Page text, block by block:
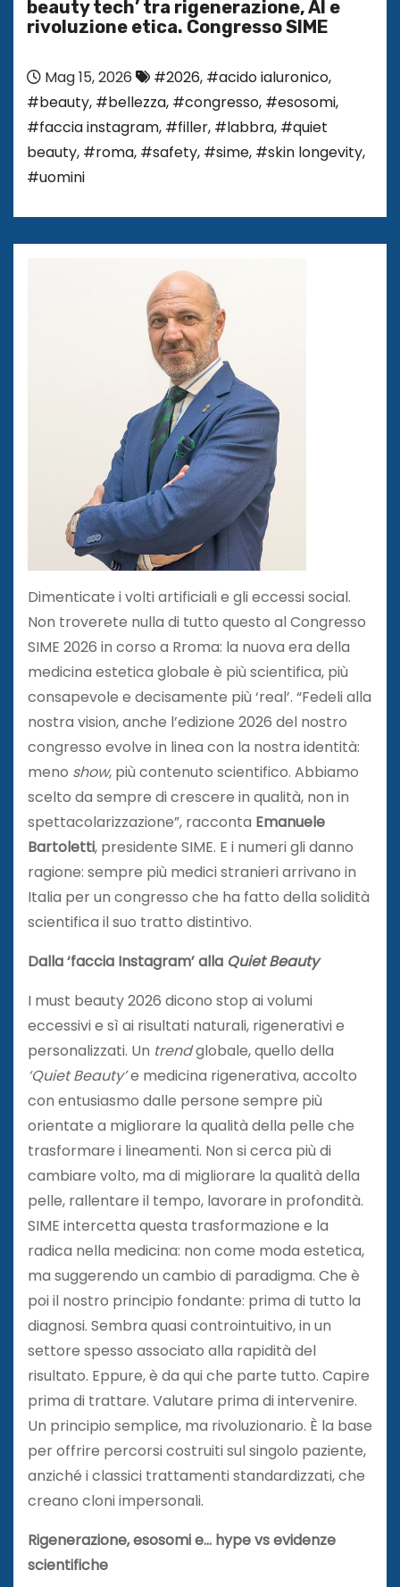
beauty tech’ tra rigenerazione, AI e
rivoluzione etica. Congresso SIME
Mag 15, 2026 #2026, #acido ialuronico,
#beauty, #bellezza, #congresso, #esosomi,
#faccia instagram, #filler, #labbra, #quiet
beauty, #roma, #safety, #sime, #skin longevity,
#uomini
Dimenticate i volti artificiali e gli eccessi social.
Non troverete nulla di tutto questo al Congresso
SIME 2026 in corso a Rroma: la nuova era della
medicina estetica globale è più scientifica, più
consapevole e decisamente più ‘real’. “Fedeli alla
nostra vision, anche l’edizione 2026 del nostro
congresso evolve in linea con la nostra identità:
meno show, più contenuto scientifico. Abbiamo
scelto da sempre di crescere in qualità, non in
spettacolarizzazione”, racconta Emanuele
Bartoletti, presidente SIME. E i numeri gli danno
ragione: sempre più medici stranieri arrivano in
Italia per un congresso che ha fatto della solidità
scientifica il suo tratto distintivo.
Dalla ‘faccia Instagram’ alla Quiet Beauty
I must beauty 2026 dicono stop ai volumi
eccessivi e sì ai risultati naturali, rigenerativi e
personalizzati. Un trendglobale, quello della
‘Quiet Beauty’e medicina rigenerativa, accolto
con entusiasmo dalle persone sempre più
orientate a migliorare la qualità della pelle che
trasformare i lineamenti. Non si cerca più di
cambiare volto, ma di migliorare la qualità della
pelle, rallentare il tempo, lavorare in profondità.
SIME intercetta questa trasformazione e la
radica nella medicina: non come moda estetica,
ma suggerendo un cambio di paradigma. Che è
poi il nostro principio fondante: prima di tutto la
diagnosi. Sembra quasi controintuitivo, in un
settore spesso associato alla rapidità del
risultato. Eppure, è da qui che parte tutto. Capire
prima di trattare. Valutare prima di intervenire.
Un principio semplice, ma rivoluzionario. È la base
per offrire percorsi costruiti sul singolo paziente,
anziché i classici trattamenti standardizzati, che
creano cloni impersonali.
Rigenerazione, esosomi e… hype vs evidenze
scientifiche